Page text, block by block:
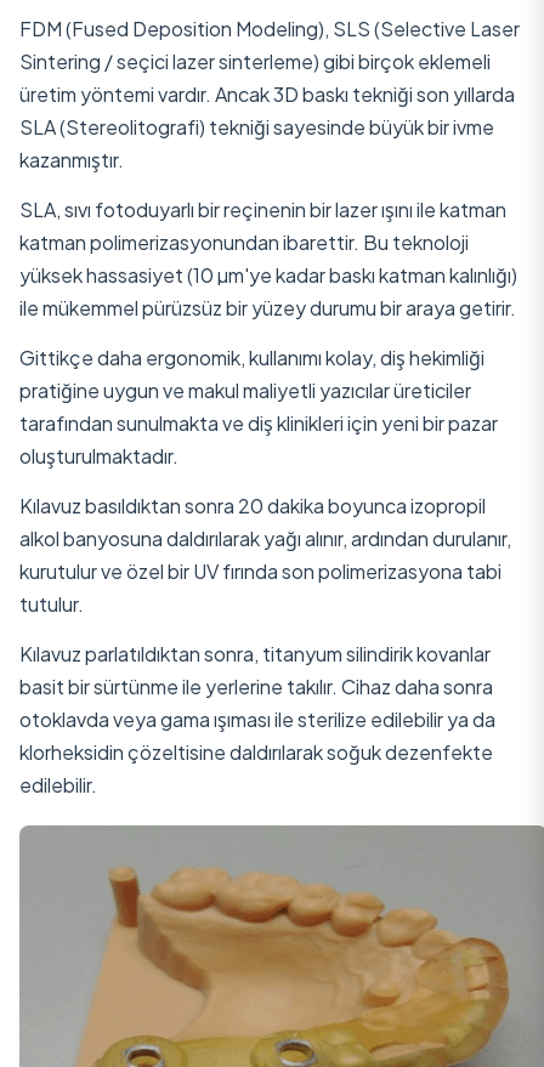
FDM (Fused Deposition Modeling), SLS (Selective Laser
Sintering / seçici lazer sinterleme) gibi birçok eklemeli
üretim yöntemi vardır. Ancak 3D baskı tekniği son yıllarda
SLA (Stereolitografi) tekniği sayesinde büyük bir ivme
kazanmıştır.
SLA, sıvı fotoduyarlı bir reçinenin bir lazer ışını ile katman
katman polimerizasyonundan ibarettir. Bu teknoloji
yüksek hassasiyet (10 µm'ye kadar baskı katman kalınlığı)
ile mükemmel pürüzsüz bir yüzey durumu bir araya getirir.
Gittikçe daha ergonomik, kullanımı kolay, diş hekimliği
pratiğine uygun ve makul maliyetli yazıcılar üreticiler
tarafından sunulmakta ve diş klinikleri için yeni bir pazar
oluşturulmaktadır.
Kılavuz basıldıktan sonra 20 dakika boyunca izopropil
alkol banyosuna daldırılarak yağı alınır, ardından durulanır,
kurutulur ve özel bir UV fırında son polimerizasyona tabi
tutulur.
Kılavuz parlatıldıktan sonra, titanyum silindirik kovanlar
basit bir sürtünme ile yerlerine takılır. Cihaz daha sonra
otoklavda veya gama ışıması ile sterilize edilebilir ya da
klorheksidin çözeltisine daldırılarak soğuk dezenfekte
edilebilir.